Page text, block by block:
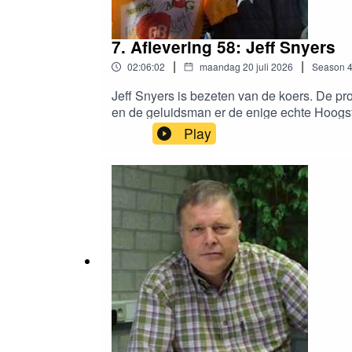
7. Aflevering 58: Jeff Snyers
02:06:02 | maandag 20 juli 2026 | Season 4
Jeff Snyers is bezeten van de koers. De
en de geluidsman er de enige echte
hebben over alles wat er in en rond
Play